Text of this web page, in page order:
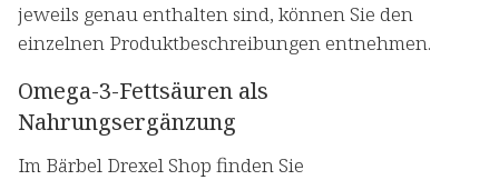
jeweils genau enthalten sind, können Sie den
einzelnen Produktbeschreibungen entnehmen.
Omega-3-Fettsäuren als
Nahrungsergänzung
Im Bärbel Drexel Shop finden Sie